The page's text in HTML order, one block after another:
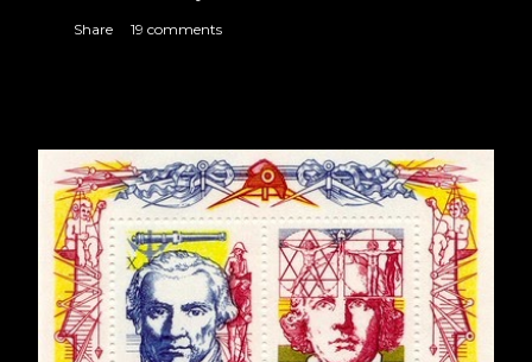
Share 19 comments